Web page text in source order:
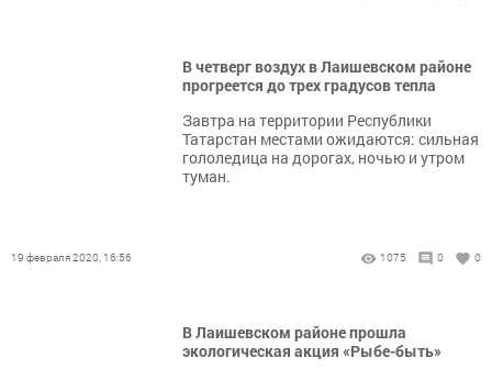
В четверг воздух в Лаишевском районе
прогреется до трех градусов тепла
Завтра на территории Республики
Татарстан местами ожидаются: сильная
гололедица на дорогах, ночью и утром
туман.
19 февраля 2020, 16:56 1075 0 0
В Лаишевском районе прошла
экологическая акция «Рыбе-быть»